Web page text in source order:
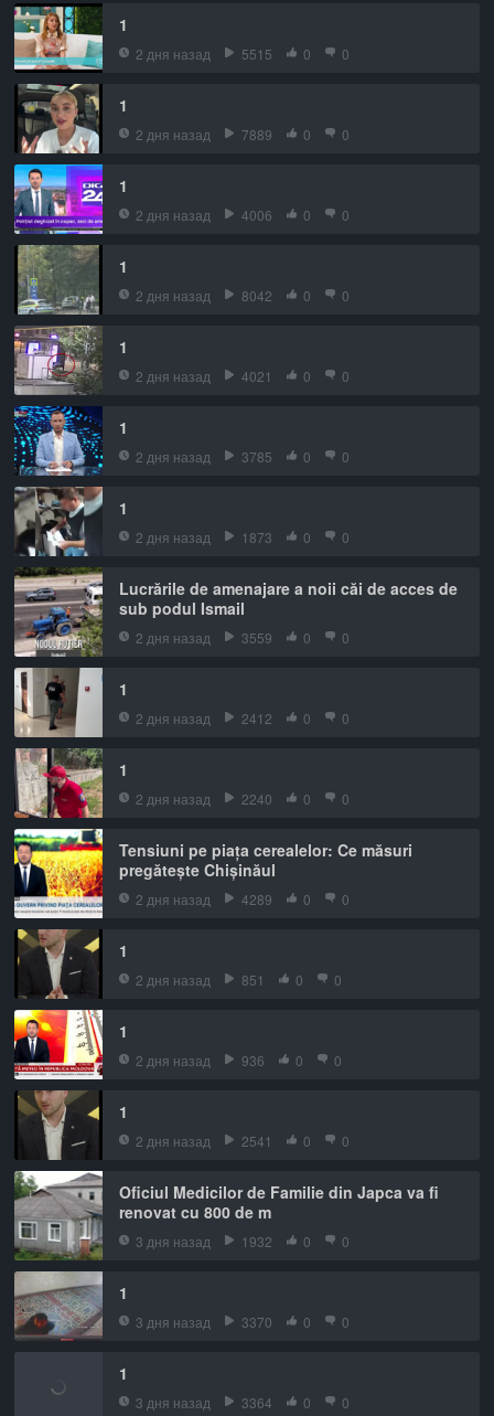
1
2 дня назад 5515 0 0
1
2 дня назад 7889 0 0
1
2 дня назад 4006 0 0
1
2 дня назад 8042 0 0
1
2 дня назад 4021 0 0
1
2 дня назад 3785 0 0
1
2 дня назад 1873 0 0
Lucrările de amenajare a noii căi de acces de
sub podul Ismail
2 дня назад 3559 0 0
1
2 дня назад 2412 0 0
1
2 дня назад 2240 0 0
Tensiuni pe piața cerealelor: Ce măsuri
pregătește Chișinăul
2 дня назад 4289 0 0
1
2 дня назад 851 0 0
1
2 дня назад 936 0 0
1
2 дня назад 2541 0 0
Oficiul Medicilor de Familie din Japca va fi
renovat cu 800 de m
3 дня назад 1932 0 0
1
3 дня назад 3370 0 0
1
3 дня назад 3364 0 0